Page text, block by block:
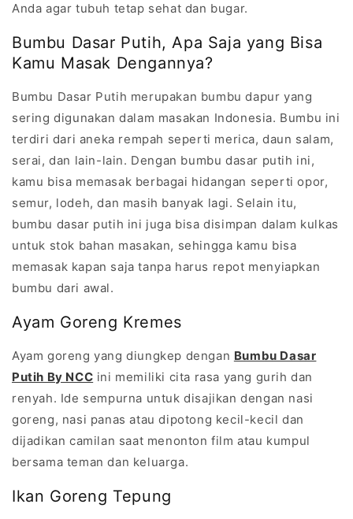
Anda agar tubuh tetap sehat dan bugar.
Bumbu Dasar Putih, Apa Saja yang Bisa
Kamu Masak Dengannya?
Bumbu Dasar Putih merupakan bumbu dapur yang
sering digunakan dalam masakan Indonesia. Bumbu ini
terdiri dari aneka rempah seperti merica, daun salam,
serai, dan lain-lain. Dengan bumbu dasar putih ini,
kamu bisa memasak berbagai hidangan seperti opor,
semur, lodeh, dan masih banyak lagi. Selain itu,
bumbu dasar putih ini juga bisa disimpan dalam kulkas
untuk stok bahan masakan, sehingga kamu bisa
memasak kapan saja tanpa harus repot menyiapkan
bumbu dari awal.
Ayam Goreng Kremes
Ayam goreng yang diungkep dengan Bumbu Dasar
Putih By NCC ini memiliki cita rasa yang gurih dan
renyah. Ide sempurna untuk disajikan dengan nasi
goreng, nasi panas atau dipotong kecil-kecil dan
dijadikan camilan saat menonton film atau kumpul
bersama teman dan keluarga.
Ikan Goreng Tepung